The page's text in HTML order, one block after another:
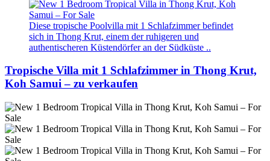
Diese tropische Poolvilla mit 1 Schlafzimmer befindet
sich in Thong Krut, einem der ruhigeren und
authentischeren Küstendörfer an der Südküste ..
Tropische Villa mit 1 Schlafzimmer in Thong Krut,
Koh Samui – zu verkaufen